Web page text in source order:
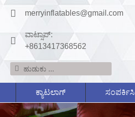
merryinflatables@gmail.com
ವಾಟ್ಸಾಪ್:
+8613417368562
ಕ್ಯಾಟಲಾಗ್ ಸಂಪರ್ಕಿಸಿ